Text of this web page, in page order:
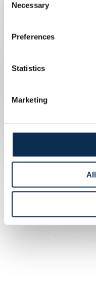
Selection
Necessary
Preferences
Statistics
Marketing
Keita (60’ Asri) en